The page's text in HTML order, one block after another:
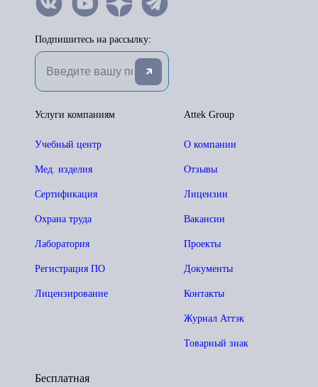
Подпишитесь на рассылку:
Attek Group
О компании
Отзывы
Лицензии
Вакансии
Проекты
Документы
Контакты
Журнал Аттэк
Товарный знак
Услуги компаниям
Учебный центр
Мед. изделия
Сертификация
Охрана труда
Лаборатория
Регистрация ПО
Лицензирование
Бесплатная